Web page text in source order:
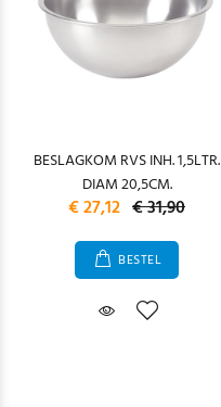
BESLAGKOM RVS INH. 1,5LTR.
DIAM 20,5CM.
€ 27,12 € 31,90
BESTEL